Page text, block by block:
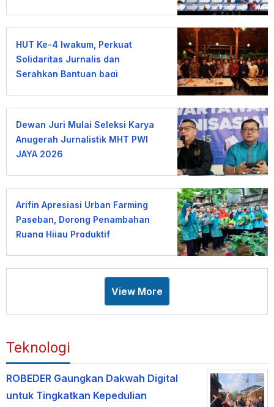
HUT Ke-4 Iwakum, Perkuat
Solidaritas Jurnalis dan
Serahkan Bantuan bagi
Dewan Juri Mulai Seleksi Karya
Anugerah Jurnalistik MHT PWI
JAYA 2026
Arifin Apresiasi Urban Farming
Paseban, Dorong Penambahan
Ruang Hijau Produktif
View More
Teknologi
ROBEDER Gaungkan Dakwah Digital
untuk Tingkatkan Kepedulian